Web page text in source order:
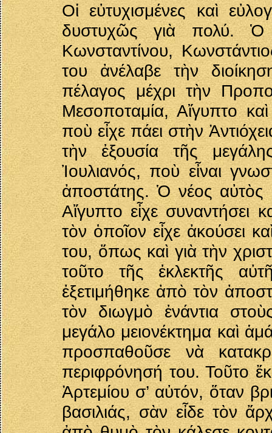
Οἱ εὐτυχισμένες καὶ
δυστυχῶς γιὰ πολύ. Ὁ
Κωνσταντίνου,
του ἀνέλαβε τὴν
πέλαγος μέχρι τὴν
Μεσοποταμία, Αἴγυπτο
ποὺ εἶχε πάει στὴν
τὴν ἐξουσία τῆς
Ἰουλιανός, ποὺ εἶναι
ἀποστάτης. Ὁ νέος αὐτὸς
Αἴγυπτο εἶχε συναντήσει
τὸν ὁποῖον εἶχε ἀκούσει
του, ὅπως καὶ γιὰ τὴν
τοῦτο τῆς ἐκλεκτῆς
ἐξετιμήθηκε ἀπὸ τὸν
τὸν διωγμὸ ἐνάντια
μεγάλο μειονέκτημα καὶ
προσπαθοῦσε νὰ
περιφρόνησή του. Τοῦτο
Ἀρτεμίου σ’ αὐτόν, ὅταν
βασιλιάς, σὰν εἶδε τὸν